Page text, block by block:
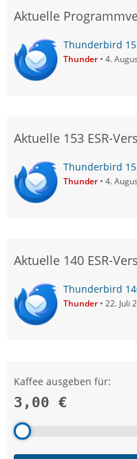
Aktuelle
Thunderbird
Thunder 4.
Aktuelle 153 ESR-
Thunderbird
Thunder 4.
Aktuelle 140 ESR-
Thunderbird
Thunder 22. Juli
Kaffee ausgeben für:
3,00 €